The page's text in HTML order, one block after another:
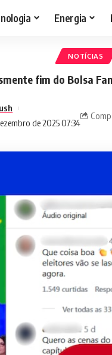
Energia
NOTÍCIAS
fim do Bolsa
de 2025 07:34